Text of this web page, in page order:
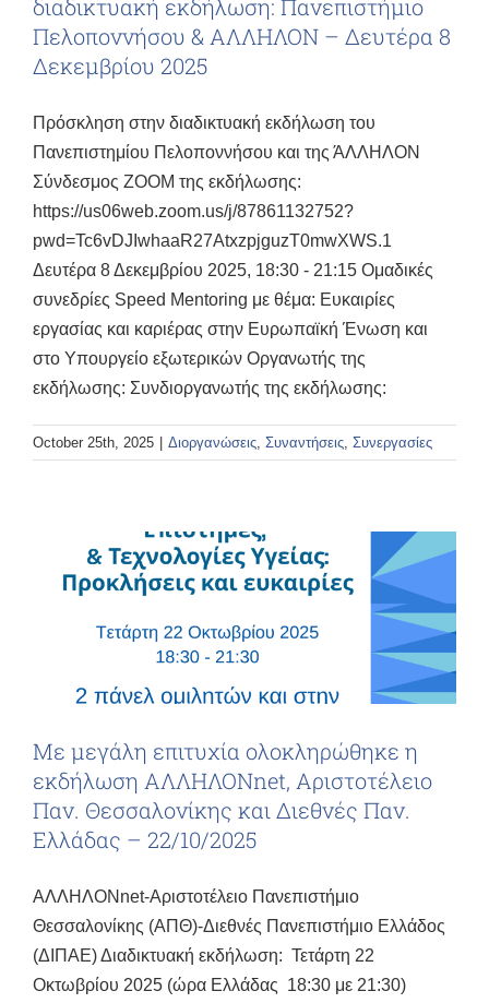
διαδικτυακή εκδήλωση: Πανεπιστήμιο
Πελοποννήσου & ΑΛΛΗΛΟΝ – Δευτέρα 8
Δεκεμβρίου 2025
Πρόσκληση στην διαδικτυακή εκδήλωση του
Πανεπιστημίου Πελοποννήσου και της ΆΛΛΗΛΟΝ
Σύνδεσμος ZOOM της εκδήλωσης:
https://us06web.zoom.us/j/87861132752?
pwd=Tc6vDJIwhaaR27AtxzpjguzT0mwXWS.1
Δευτέρα 8 Δεκεμβρίου 2025, 18:30 - 21:15 Ομαδικές
συνεδρίες Speed Mentoring με θέμα: Ευκαιρίες
εργασίας και καριέρας στην Ευρωπαϊκή Ένωση και
στο Υπουργείο εξωτερικών Οργανωτής της
εκδήλωσης: Συνδιοργανωτής της εκδήλωσης:
October 25th, 2025 Διοργανώσεις Συναντήσεις Συνεργασίες
Με μεγάλη επιτυχία ολοκληρώθηκε η
εκδήλωση ΑΛΛΗΛΟΝnet, Αριστοτέλειο
Παν. Θεσσαλονίκης και Διεθνές Παν.
Ελλάδας – 22/10/2025
ΑΛΛΗΛΟΝnet-Αριστοτέλειο Πανεπιστήμιο
Θεσσαλονίκης (ΑΠΘ)-Διεθνές Πανεπιστήμιο Ελλάδος
(ΔΙΠΑΕ) Διαδικτυακή εκδήλωση: Τετάρτη 22
Οκτωβρίου 2025 (ώρα Ελλάδας 18:30 με 21:30)